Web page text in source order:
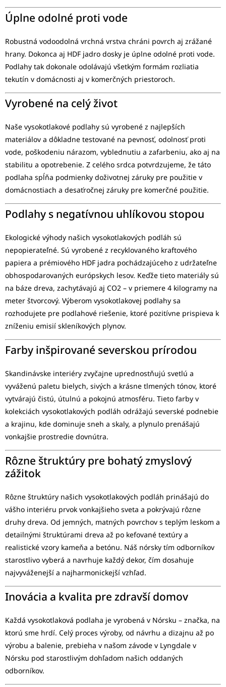
Úplne odolné proti vode
Robustná vodoodolná vrchná vrstva chráni povrch aj zrážané
hrany. Dokonca aj HDF jadro dosky je úplne odolné proti vode.
Podlahy tak dokonale odolávajú všetkým formám rozliatia
tekutín v domácnosti aj v komerčných priestoroch.
Vyrobené na celý život
Naše vysokotlakové podlahy sú vyrobené z najlepších
materiálov a dôkladne testované na pevnosť, odolnosť proti
vode, poškodeniu nárazom, vyblednutiu a zafarbeniu, ako aj na
stabilitu a opotrebenie. Z celého srdca potvrdzujeme, že táto
podlaha spĺňa podmienky doživotnej záruky pre použitie v
domácnostiach a desaťročnej záruky pre komerčné použitie.
Podlahy s negatívnou uhlíkovou stopou
Ekologické výhody našich vysokotlakových podláh sú
nepopierateľné. Sú vyrobené z recyklovaného kraftového
papiera a prémiového HDF jadra pochádzajúceho z udržateľne
obhospodarovaných európskych lesov. Keďže tieto materiály sú
na báze dreva, zachytávajú aj CO2 – v priemere 4 kilogramy na
meter štvorcový. Výberom vysokotlakovej podlahy sa
rozhodujete pre podlahové riešenie, ktoré pozitívne prispieva k
zníženiu emisií skleníkových plynov.
Farby inšpirované severskou prírodou
Skandinávske interiéry zvyčajne uprednostňujú svetlú a
vyváženú paletu bielych, sivých a krásne tlmených tónov, ktoré
vytvárajú čistú, útulnú a pokojnú atmosféru. Tieto farby v
kolekciách vysokotlakových podláh odrážajú severské podnebie
a krajinu, kde dominuje sneh a skaly, a plynulo prenášajú
vonkajšie prostredie dovnútra.
Rôzne štruktúry pre bohatý zmyslový
zážitok
Rôzne štruktúry našich vysokotlakových podláh prinášajú do
vášho interiéru prvok vonkajšieho sveta a pokrývajú rôzne
druhy dreva. Od jemných, matných povrchov s teplým leskom a
detailnými štruktúrami dreva až po kefované textúry a
realistické vzory kameňa a betónu. Náš nórsky tím odborníkov
starostlivo vyberá a navrhuje každý dekor, čím dosahuje
najvyváženejší a najharmonickejší vzhľad.
Inovácia a kvalita pre zdravší domov
Každá vysokotlaková podlaha je vyrobená v Nórsku – značka, na
ktorú sme hrdí. Celý proces výroby, od návrhu a dizajnu až po
výrobu a balenie, prebieha v našom závode v Lyngdale v
Nórsku pod starostlivým dohľadom našich oddaných
odborníkov.